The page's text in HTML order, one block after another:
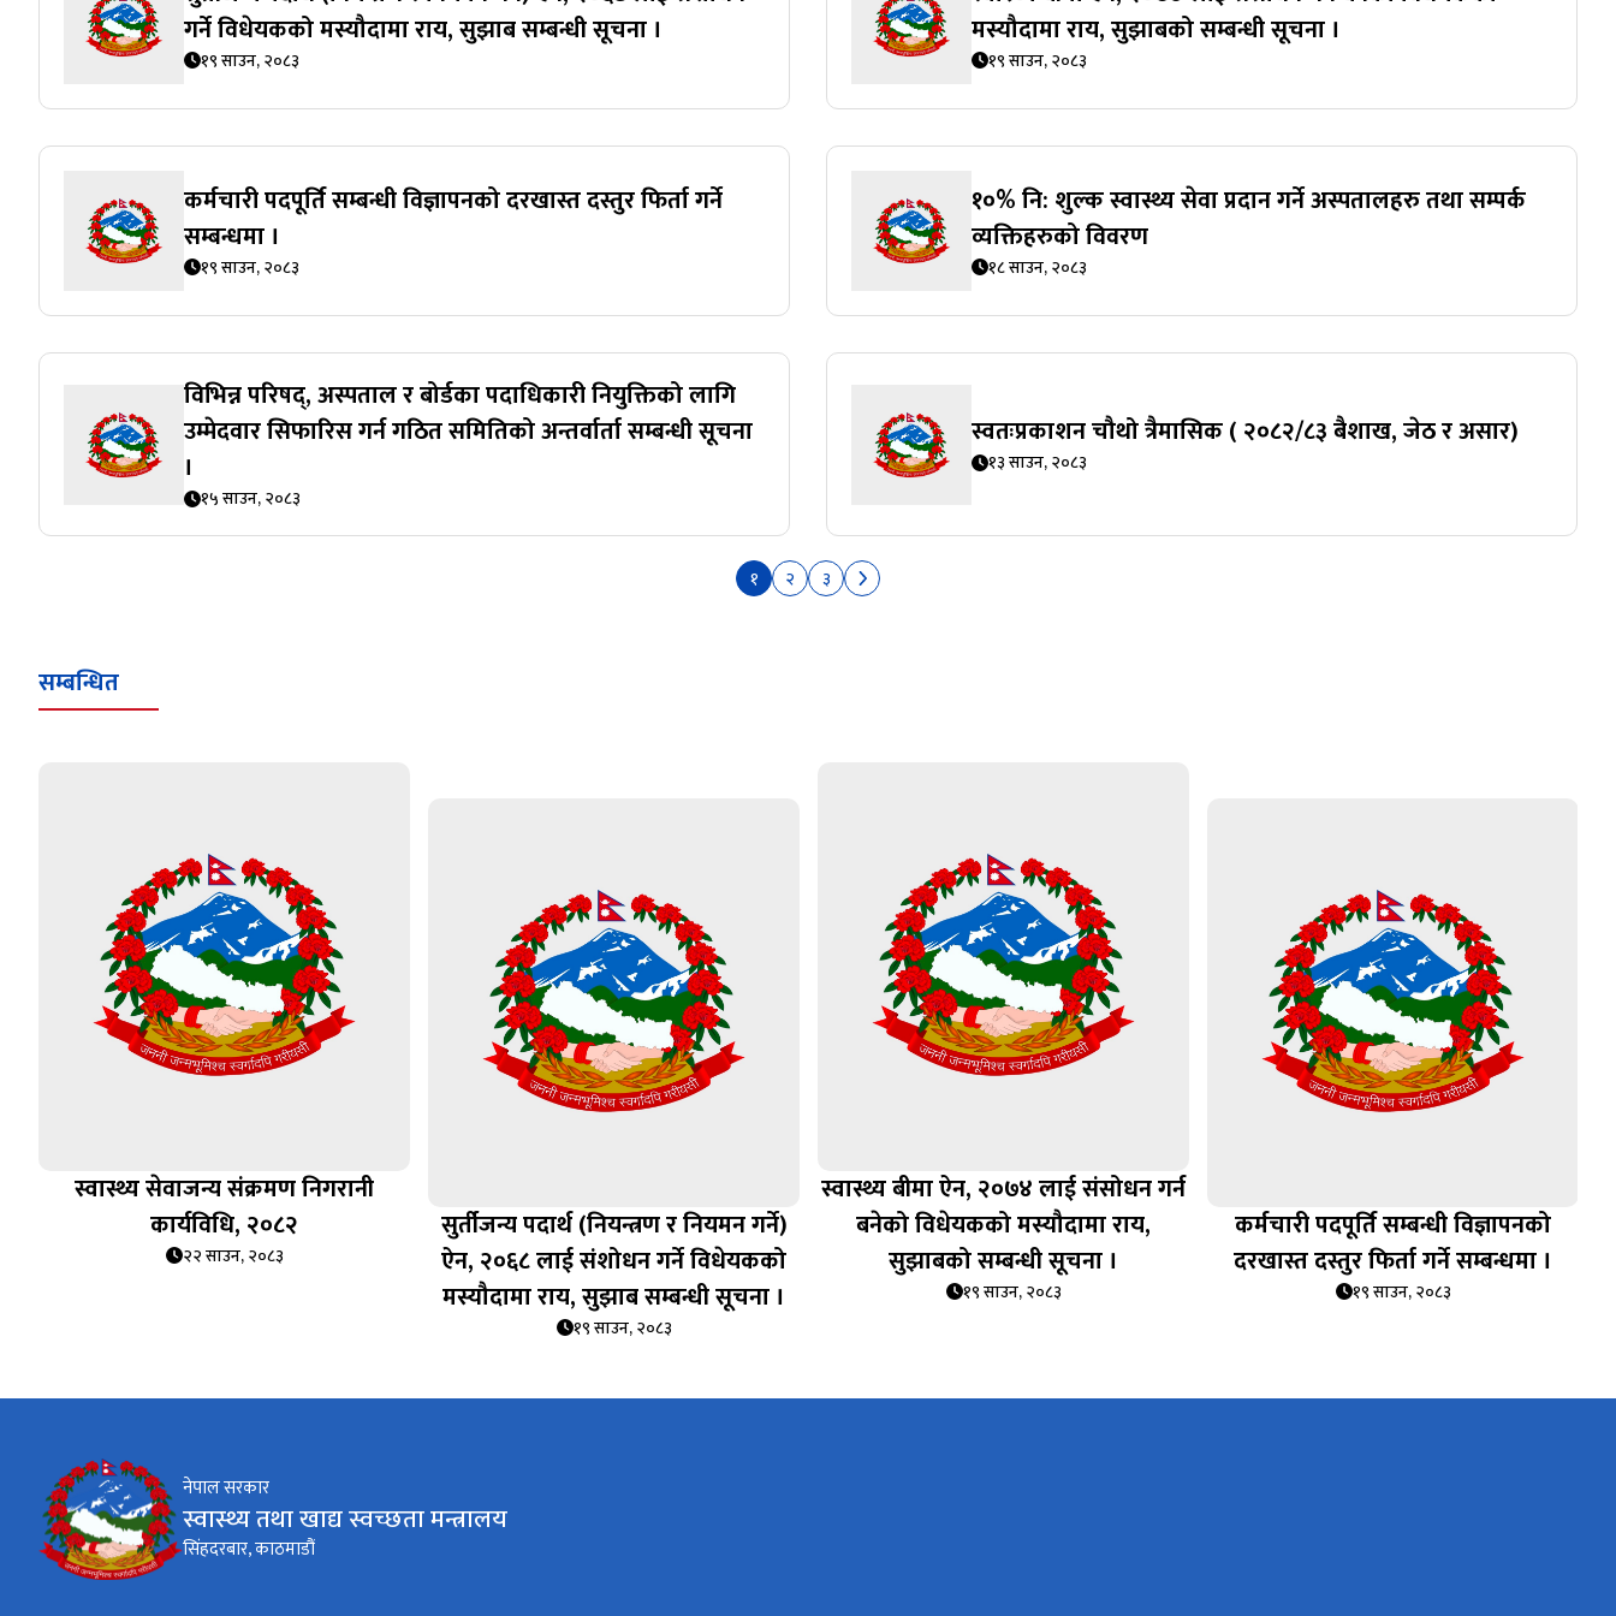
गर्ने विधेयकको मस्यौदामा राय, सुझाब सम्बन्धी सूचना ।
१९ साउन, २०८३
मस्यौदामा राय, सुझाबको सम्बन्धी सूचना ।
१९ साउन, २०८३
कर्मचारी पदपूर्ति सम्बन्धी विज्ञापनको दरखास्त दस्तुर फिर्ता गर्ने
सम्बन्धमा ।
१९ साउन, २०८३
१०% नि: शुल्क स्वास्थ्य सेवा प्रदान गर्ने अस्पतालहरु तथा सम्पर्क
व्यक्तिहरुको विवरण
१८ साउन, २०८३
विभिन्न परिषद्, अस्पताल र बोर्डका पदाधिकारी नियुक्तिको लागि
उम्मेदवार सिफारिस गर्न गठित समितिको अन्तर्वार्ता सम्बन्धी सूचना
।
१५ साउन, २०८३
स्वतःप्रकाशन चौथो त्रैमासिक ( २०८२/८३ बैशाख, जेठ र असार)
१३ साउन, २०८३
१ २ ३
सम्बन्धित
स्वास्थ्य सेवाजन्य संक्रमण निगरानी
कार्यविधि, २०८२
२२ साउन, २०८३
सुर्तीजन्य पदार्थ (नियन्त्रण र नियमन गर्ने)
ऐन, २०६८ लाई संशोधन गर्ने विधेयकको
मस्यौदामा राय, सुझाब सम्बन्धी सूचना ।
१९ साउन, २०८३
स्वास्थ्य बीमा ऐन, २०७४ लाई संसोधन गर्न
बनेको विधेयकको मस्यौदामा राय,
सुझाबको सम्बन्धी सूचना ।
१९ साउन, २०८३
कर्मचारी पदपूर्ति सम्बन्धी विज्ञापनको
दरखास्त दस्तुर फिर्ता गर्ने सम्बन्धमा ।
१९ साउन, २०८३
नेपाल सरकार
स्वास्थ्य तथा खाद्य स्वच्छता मन्त्रालय
सिंहदरबार, काठमाडौं